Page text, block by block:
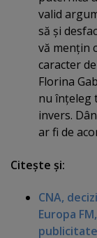
valid
să şi
vă menţin
caracter
Florina
nu înţeleg
invers.
ar fi de
Citeşte şi:
CNA,
Europa